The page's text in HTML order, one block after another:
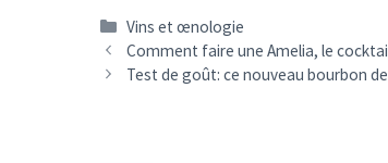
Catégories
Vins et œnologie
Navigation
des
Comment faire une Amelia, le
Test de goût: ce nouveau bourbon